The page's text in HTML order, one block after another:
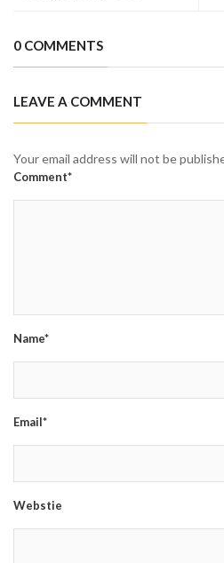
0 COMMENTS
LEAVE A COMMENT
Your email address will not be
Comment*
Name*
Email*
Webstie